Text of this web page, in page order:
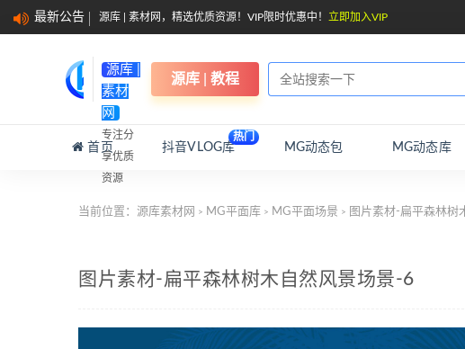
最新公告 源库 | 素材网，精选优质资源！VIP限时优惠中！ 立即加入VIP
源库 |
素材
网
专注分
享优质
资源
源库 | 教程
首页 抖音VLOG库
热门
MG动态包 MG动态库
当前位置： 源库素材网 > MG平面库 > MG平面场景 > 图片素材-扁平森林树
图片素材-扁平森林树木自然风景场景-6